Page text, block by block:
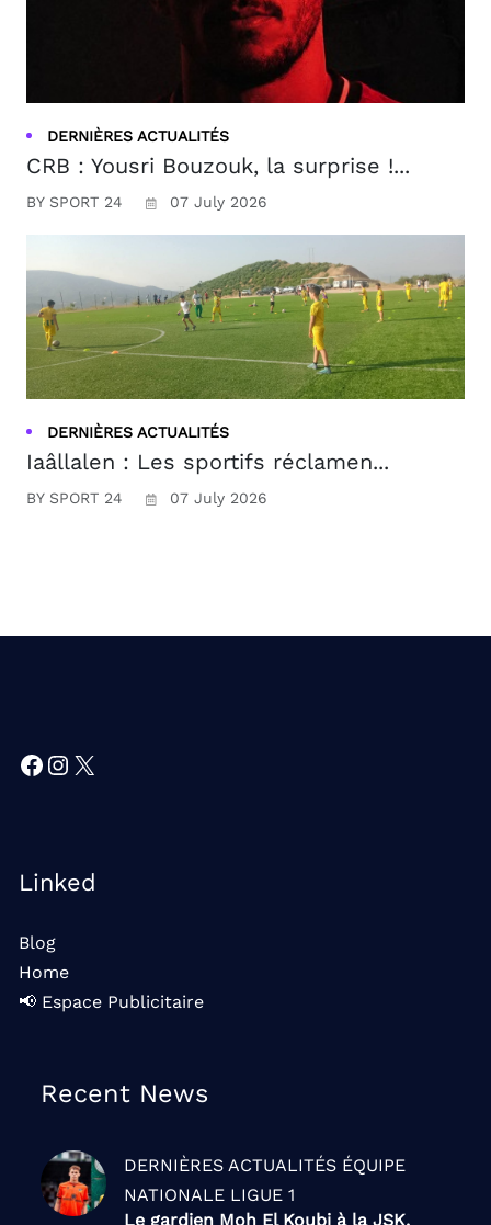
DERNIÈRES ACTUALITÉS
CRB : Yousri Bouzouk, la surprise !...
BY SPORT 24 07 July 2026
DERNIÈRES ACTUALITÉS
Iaâllalen : Les sportifs réclamen...
BY SPORT 24 07 July 2026
Facebook
Instagram
X
Linked
Blog
Home
📢 Espace Publicitaire
Recent News
DERNIÈRES ACTUALITÉS ÉQUIPE
NATIONALE LIGUE 1
Le gardien Moh El Koubi à la JSK,